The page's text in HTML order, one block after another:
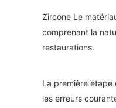
Zircone Le
comprenant la
restaurations.
La première étape
les erreurs